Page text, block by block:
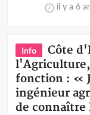
il y a 6
Info
Côte
l'Agriculture,
fonction : «
ingénieur
de